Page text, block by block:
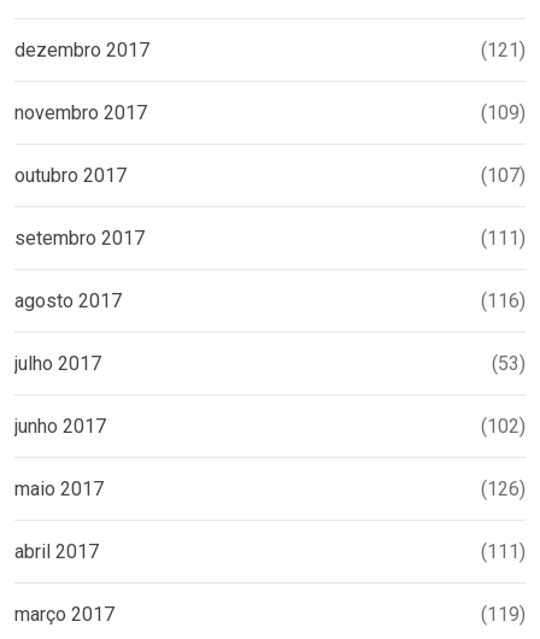
dezembro 2017 (121)
novembro 2017 (109)
outubro 2017 (107)
setembro 2017 (111)
agosto 2017 (116)
julho 2017 (53)
junho 2017 (102)
maio 2017 (126)
abril 2017 (111)
março 2017 (119)